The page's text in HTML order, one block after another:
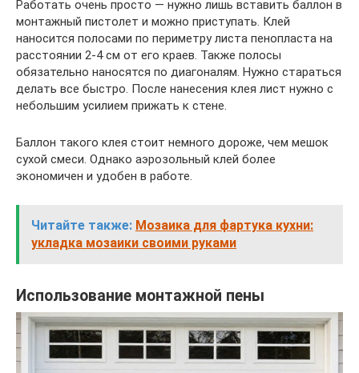
Работать очень просто — нужно лишь вставить баллон в
монтажный пистолет и можно приступать. Клей
наносится полосами по периметру листа пенопласта на
расстоянии 2-4 см от его краев. Также полосы
обязательно наносятся по диагоналям. Нужно стараться
делать все быстро. После нанесения клея лист нужно с
небольшим усилием прижать к стене.
Баллон такого клея стоит немного дороже, чем мешок
сухой смеси. Однако аэрозольный клей более
экономичен и удобен в работе.
Читайте также: Мозаика для фартука кухни:
укладка мозаики своими руками
Использование монтажной пены